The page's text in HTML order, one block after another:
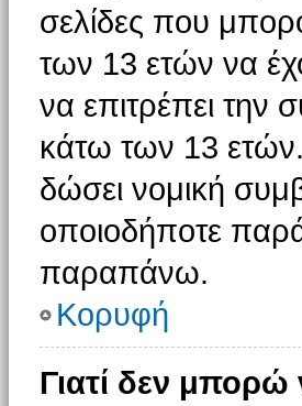
σελίδες που
των 13 ετών να
να επιτρέπει
κάτω των 13
δώσει νομική
οποιοδήποτε
παραπάνω.
Κορυφή
Γιατί δεν